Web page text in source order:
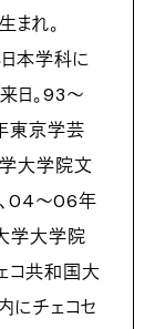
まれ。
本学科に
日。93～
東京学芸
大学院文
04～06年
学大学院
コ共和国大
にチェコセ